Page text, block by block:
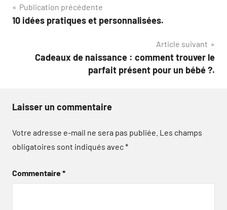
Navigation
de
Publication précédente
10 idées pratiques et personnalisées.
Article suivant
Cadeaux de naissance : comment trouver le
parfait présent pour un bébé ?.
Laisser un commentaire
Votre adresse e-mail ne sera pas publiée. Les champs
obligatoires sont indiqués avec*
Commentaire*